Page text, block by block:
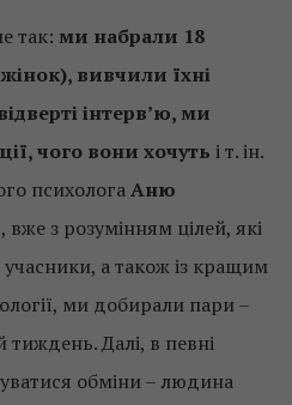
так: ми набрали 18
вивчили їхні
інтерв’ю, ми
чого вони хочуть і т. ін.
психологаАню
вже з розумінням цілей, які
а також із кращим
ми добирали пари –
Далі, в певні
обміни – людина